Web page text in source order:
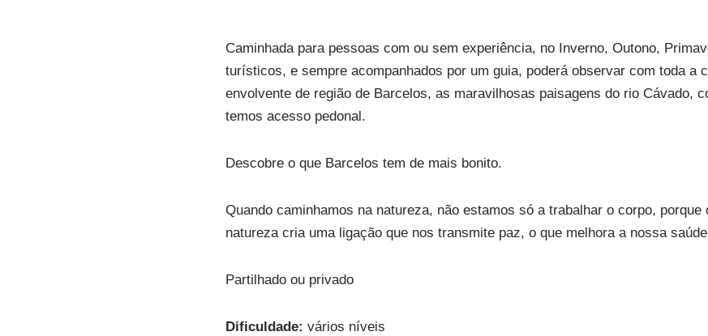
Caminhada para pessoas com ou sem experiência, no Inverno, Outono,
turísticos, e sempre acompanhados por um guia, poderá observar com toda a
envolvente de região de Barcelos, as maravilhosas paisagens do rio Cávado,
temos acesso pedonal.
Descobre o que Barcelos tem de mais bonito.
Quando caminhamos na natureza, não estamos só a trabalhar o corpo, porque
natureza cria uma ligação que nos transmite paz, o que melhora a nossa
Partilhado ou privado
Dificuldade: vários níveis